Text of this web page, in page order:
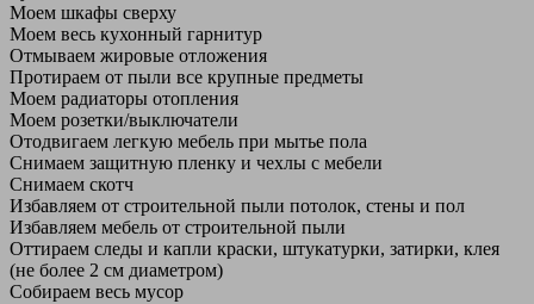
Моем шкафы сверху
Моем весь кухонный гарнитур
Отмываем жировые отложения
Протираем от пыли все крупные предметы
Моем радиаторы отопления
Моем розетки/выключатели
Отодвигаем легкую мебель при мытье пола
Снимаем защитную пленку и чехлы с мебели
Снимаем скотч
Избавляем от строительной пыли потолок, стены и пол
Избавляем мебель от строительной пыли
Оттираем следы и капли краски, штукатурки, затирки, клея
(не более 2 см диаметром)
Собираем весь мусор